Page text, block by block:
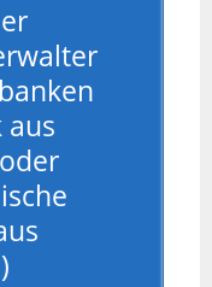
aus